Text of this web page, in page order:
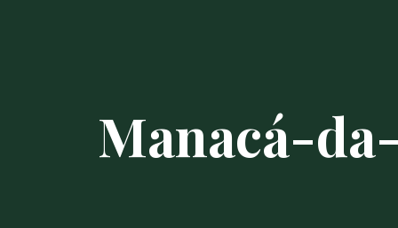
Manacá-